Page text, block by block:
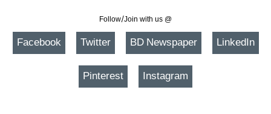
Follow/Join with us @
Facebook Twitter BD Newspaper LinkedIn
Pinterest Instagram